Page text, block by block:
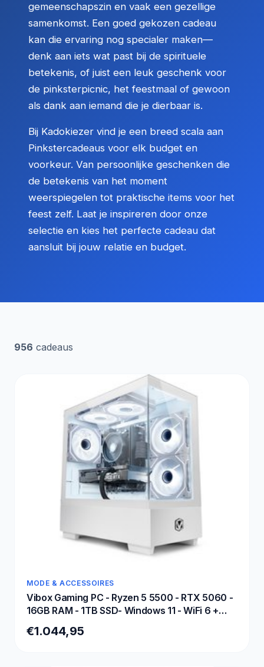
gemeenschapszin en vaak een gezellige
samenkomst. Een goed gekozen cadeau
kan die ervaring nog specialer maken—
denk aan iets wat past bij de spirituele
betekenis, of juist een leuk geschenk voor
de pinksterpicnic, het feestmaal of gewoon
als dank aan iemand die je dierbaar is.
Bij Kadokiezer vind je een breed scala aan
Pinkstercadeaus voor elk budget en
voorkeur. Van persoonlijke geschenken die
de betekenis van het moment
weerspiegelen tot praktische items voor het
feest zelf. Laat je inspireren door onze
selectie en kies het perfecte cadeau dat
aansluit bij jouw relatie en budget.
956 cadeaus
MODE & ACCESSOIRES
Vibox Gaming PC - Ryzen 5 5500 - RTX 5060 -
16GB RAM - 1TB SSD- Windows 11 - WiFi 6 +
€1.044,95